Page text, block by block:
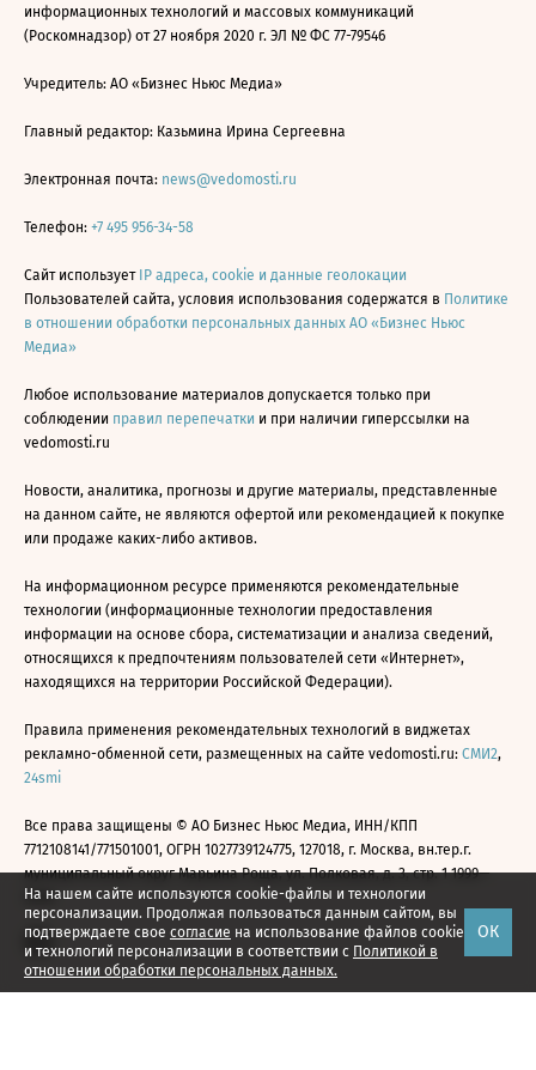
На нашем сайте используются cookie-файлы и технологии
персонализации. Продолжая пользоваться данным сайтом, вы
подтверждаете свое согласие на использование файлов cookie
и технологий персонализации в соответствии с Политикой в
отношении обработки персональных данных.
ОК
информационных технологий и массовых коммуникаций
(Роскомнадзор) от 27 ноября 2020 г. ЭЛ № ФС 77-79546
Учредитель: АО «Бизнес Ньюс Медиа»
Главный редактор: Казьмина Ирина Сергеевна
Электронная почта: news@vedomosti.ru
Телефон: +7 495 956-34-58
Сайт использует IP адреса, cookie и данные геолокации
Пользователей сайта, условия использования содержатся в Политике
в отношении обработки персональных данных АО «Бизнес Ньюс
Медиа»
Любое использование материалов допускается только при
соблюдении правил перепечатки и при наличии гиперссылки на
vedomosti.ru
Новости, аналитика, прогнозы и другие материалы, представленные
на данном сайте, не являются офертой или рекомендацией к покупке
или продаже каких-либо активов.
На информационном ресурсе применяются рекомендательные
технологии (информационные технологии предоставления
информации на основе сбора, систематизации и анализа сведений,
относящихся к предпочтениям пользователей сети «Интернет»,
находящихся на территории Российской Федерации).
Правила применения рекомендательных технологий в виджетах
рекламно-обменной сети, размещенных на сайте vedomosti.ru: СМИ2,
24smi
Все права защищены © АО Бизнес Ньюс Медиа, ИНН/КПП
7712108141/771501001, ОГРН 1027739124775, 127018, г. Москва, вн.тер.г.
муниципальный округ Марьина Роща, ул. Полковая, д. 3, стр. 1 1999—
2026